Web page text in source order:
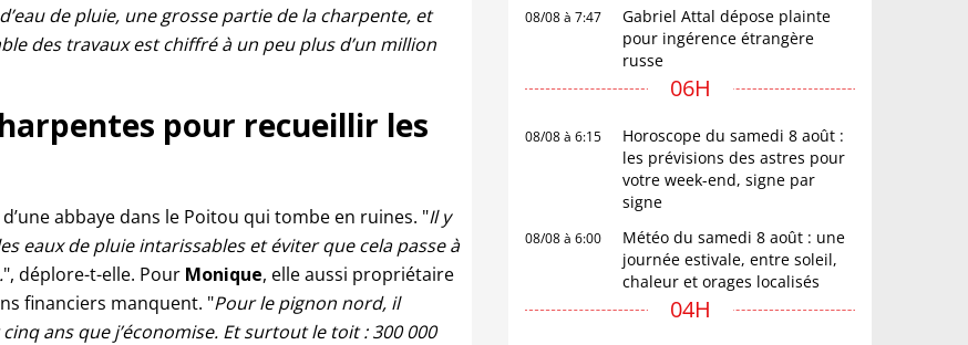
de pluie, une grosse partie de la charpente, et
des travaux est chiffré à un peu plus d’un million
pour recueillir les
abbaye dans le Poitou qui tombe en ruines. "Il y
eaux de pluie intarissables et éviter que cela passe à
", déplore-t-elle. Pour Monique, elle aussi propriétaire
financiers manquent. "Pour le pignon nord, il
ans que j’économise. Et surtout le toit : 300 000
08/08 à 7:47
Gabriel Attal dépose plainte
pour ingérence étrangère
russe
06H
08/08 à 6:15
Horoscope du samedi 8 août :
les prévisions des astres pour
votre week-end, signe par
signe
08/08 à 6:00
Météo du samedi 8 août : une
journée estivale, entre soleil,
chaleur et orages localisés
04H